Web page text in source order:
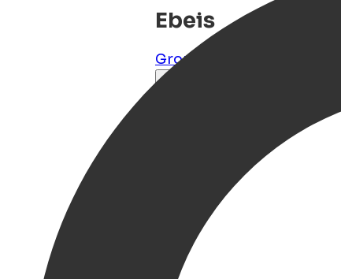
Ebeis
Groningen